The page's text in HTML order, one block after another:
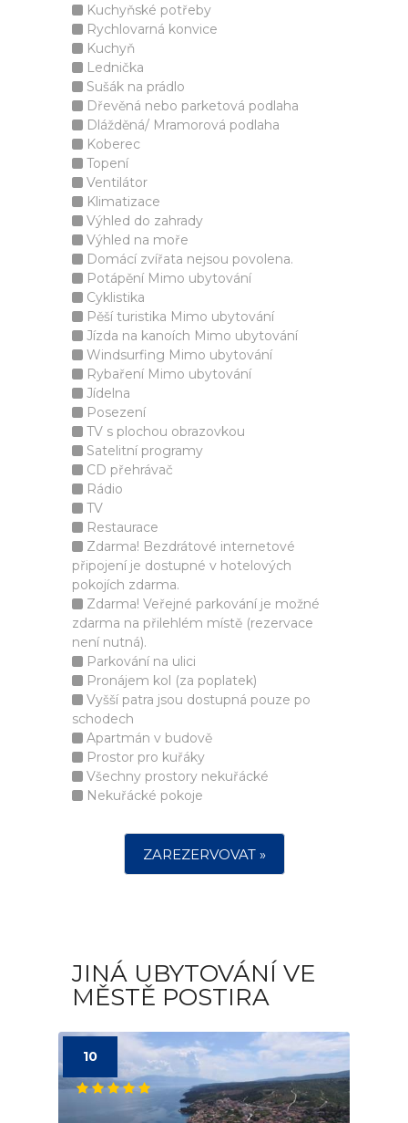
Kuchyňské potřeby
Rychlovarná konvice
Kuchyň
Lednička
Sušák na prádlo
Dřevěná nebo parketová podlaha
Dlážděná/ Mramorová podlaha
Koberec
Topení
Ventilátor
Klimatizace
Výhled do zahrady
Výhled na moře
Domácí zvířata nejsou povolena.
Potápění Mimo ubytování
Cyklistika
Pěší turistika Mimo ubytování
Jízda na kanoích Mimo ubytování
Windsurfing Mimo ubytování
Rybaření Mimo ubytování
Jídelna
Posezení
TV s plochou obrazovkou
Satelitní programy
CD přehrávač
Rádio
TV
Restaurace
Zdarma! Bezdrátové internetové
připojení je dostupné v hotelových
pokojích zdarma.
Zdarma! Veřejné parkování je možné
zdarma na přilehlém místě (rezervace
není nutná).
Parkování na ulici
Pronájem kol (za poplatek)
Vyšší patra jsou dostupná pouze po
schodech
Apartmán v budově
Prostor pro kuřáky
Všechny prostory nekuřácké
Nekuřácké pokoje
ZAREZERVOVAT »
JINÁ UBYTOVÁNÍ VE
MĚSTĚ POSTIRA
10